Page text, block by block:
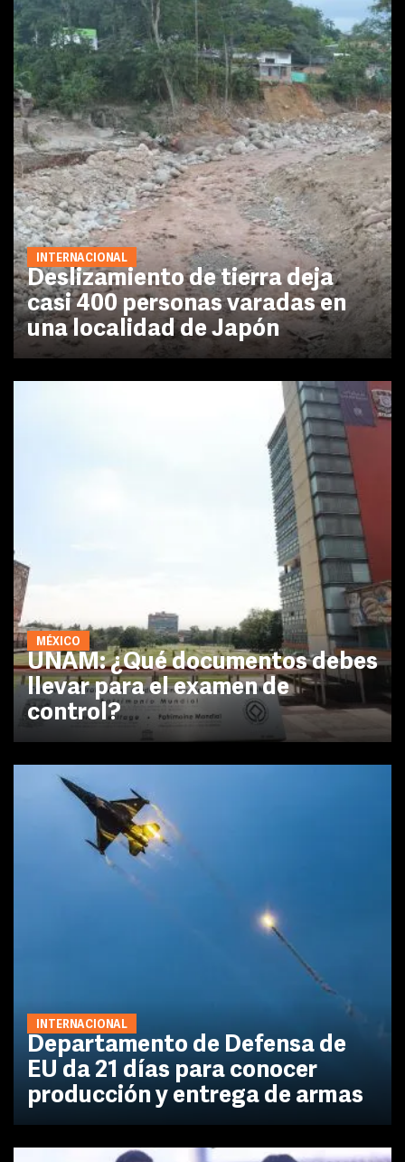
INTERNACIONAL
Deslizamiento de tierra deja
casi 400 personas varadas en
una localidad de Japón
MÉXICO
UNAM: ¿Qué documentos debes
llevar para el examen de
control?
INTERNACIONAL
Departamento de Defensa de
EU da 21 días para conocer
producción y entrega de armas